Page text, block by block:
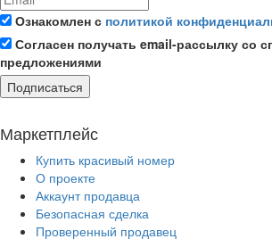
Ознакомлен с политикой
Согласен получать email-рассылку со
предложениями
Подписаться
Маркетплейс
Купить красивый номер
О проекте
Аккаунт продавца
Безопасная сделка
Проверенный продавец